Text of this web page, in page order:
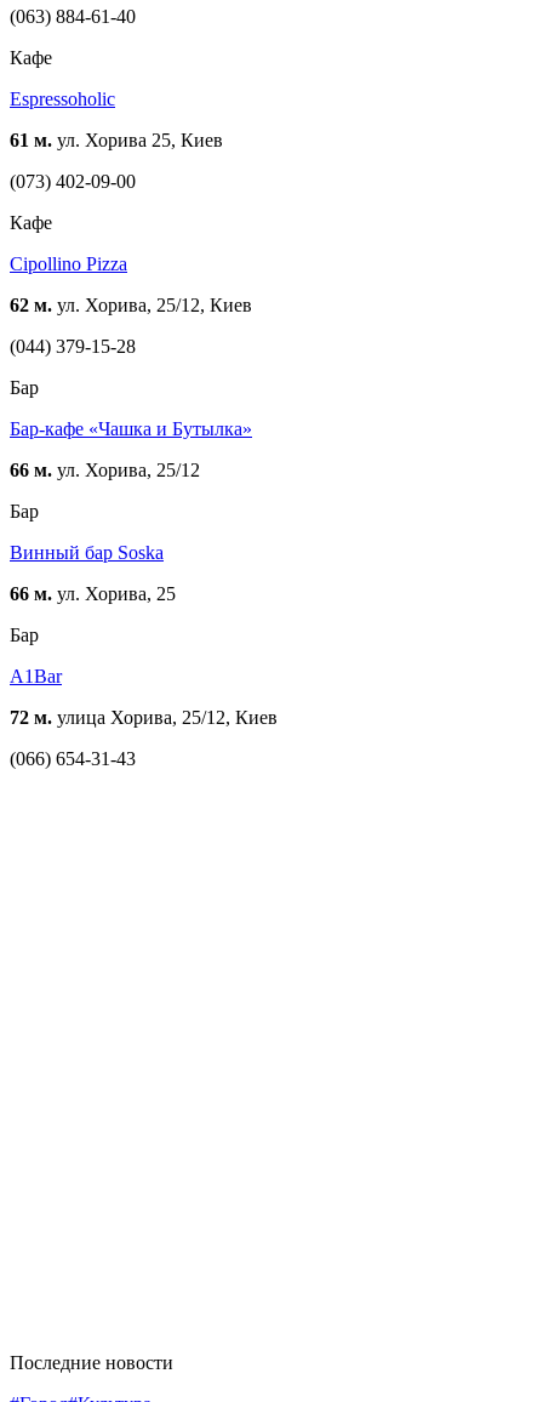
(063) 884-61-40
Кафе
Espressoholic
61 м. ул. Хорива 25, Киев
(073) 402-09-00
Кафе
Cipollino Pizza
62 м. ул. Хорива, 25/12, Киев
(044) 379-15-28
Бар
Бар-кафе «Чашка и Бутылка»
66 м. ул. Хорива, 25/12
Бар
Винный бар Soska
66 м. ул. Хорива, 25
Бар
A1Bar
72 м. улица Хорива, 25/12, Киев
(066) 654-31-43
Последние новости